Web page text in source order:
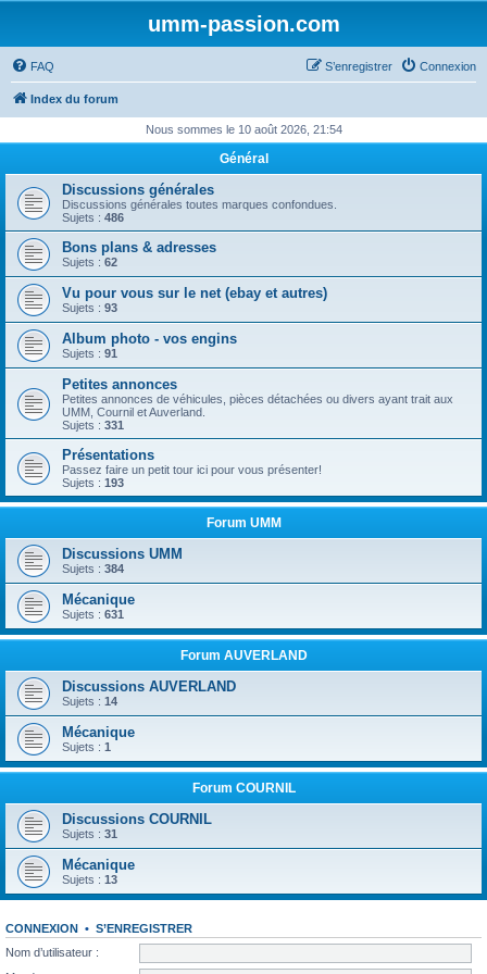
umm-passion.com
FAQ Connexion
S’enregistrer
Index du forum
Nous sommes le 10 août 2026, 21:54
Général
Discussions générales
Discussions générales toutes marques confondues.
Sujets : 486
Bons plans & adresses
Sujets : 62
Vu pour vous sur le net (ebay et autres)
Sujets : 93
Album photo - vos engins
Sujets : 91
Petites annonces
Petites annonces de véhicules, pièces détachées ou divers ayant trait aux
UMM, Cournil et Auverland.
Sujets : 331
Présentations
Passez faire un petit tour ici pour vous présenter!
Sujets : 193
Forum UMM
Discussions UMM
Sujets : 384
Mécanique
Sujets : 631
Forum AUVERLAND
Discussions AUVERLAND
Sujets : 14
Mécanique
Sujets : 1
Forum COURNIL
Discussions COURNIL
Sujets : 31
Mécanique
Sujets : 13
CONNEXION • S’ENREGISTRER
Nom d’utilisateur :